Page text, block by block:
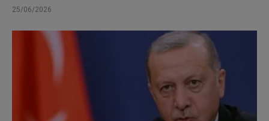
25/06/2026